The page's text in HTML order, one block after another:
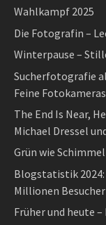
Wahlkampf 2025
Die Fotografin –
Winterpause –
Sucherfotografie
Feine
The End Is Near,
Michael Dressel
Grün wie Schimmel
Blogstatistik
Millionen Besucher
Früher und heute